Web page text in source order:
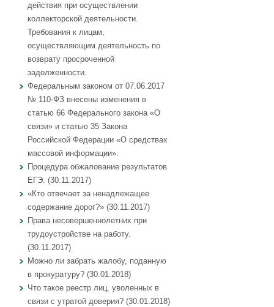
действия при осуществлении
коллекторской деятельности.
Требования к лицам,
осуществляющим деятельность по
возврату просроченной
задолженности.
Федеральным законом от 07.06.2017
№ 110-ФЗ внесены изменения в
статью 66 Федерального закона «О
связи» и статью 35 Закона
Российской Федерации «О средствах
массовой информации».
Процедура обжалование результатов
ЕГЭ. (30.11.2017)
«Кто отвечает за ненадлежащее
содержание дорог?» (30.11.2017)
Права несовершеннолетних при
трудоустройстве на работу.
(30.11.2017)
Можно ли забрать жалобу, поданную
в прокуратуру? (30.01.2018)
Что такое реестр лиц, уволенных в
связи с утратой доверия? (30.01.2018)